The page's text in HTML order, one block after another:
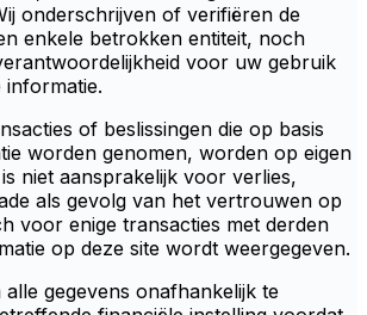
onderschrijven of verifiëren de
enkele betrokken entiteit, noch
voor uw gebruik
of beslissingen die op basis
worden genomen, worden op eigen
niet aansprakelijk voor verlies,
als gevolg van het vertrouwen op
voor enige transacties met derden
op deze site wordt weergegeven.
gegevens onafhankelijk te